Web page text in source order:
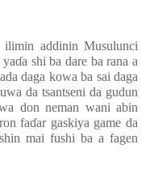
ilimin addinin Musulunci
yaɗa shi ba dare ba rana a
daga kowa ba sai daga
da tsantseni da gudun
don neman wani abin
faɗar gaskiya game da
mai fushi ba a fagen